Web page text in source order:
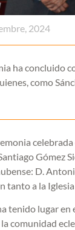
2024
ha concluido
como
Gómez
D.
tanto a la
tenido lugar
comunidad